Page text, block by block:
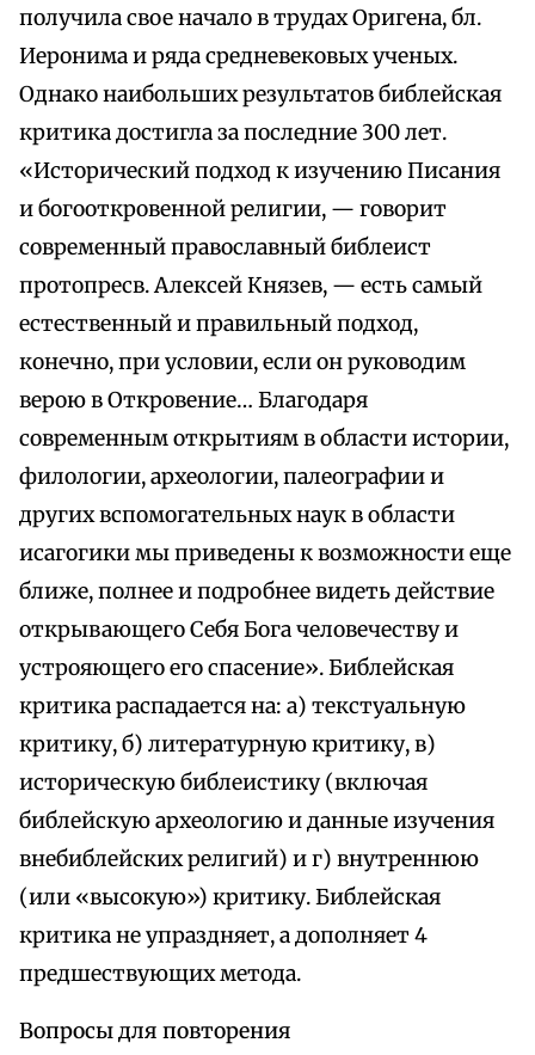
получила свое начало в трудах Оригена, бл.
Иеронима и ряда средневековых ученых.
Однако наибольших результатов библейская
критика достигла за последние 300 лет.
«Исторический подход к изучению Писания
и богооткровенной религии, — говорит
современный православный библеист
протопресв. Алексей Князев, — есть самый
естественный и правильный подход,
конечно, при условии, если он руководим
верою в Откровение… Благодаря
современным открытиям в области истории,
филологии, археологии, палеографии и
других вспомогательных наук в области
исагогики мы приведены к возможности еще
ближе, полнее и подробнее видеть действие
открывающего Себя Бога человечеству и
устрояющего его спасение». Библейская
критика распадается на: а) текстуальную
критику, б) литературную критику, в)
историческую библеистику (включая
библейскую археологию и данные изучения
внебиблейских религий) и г) внутреннюю
(или «высокую») критику. Библейская
критика не упраздняет, а дополняет 4
предшествующих метода.
Вопросы для повторения